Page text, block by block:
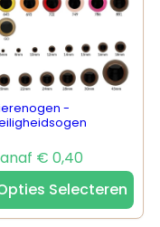
-
€ 0,40
Selecteren